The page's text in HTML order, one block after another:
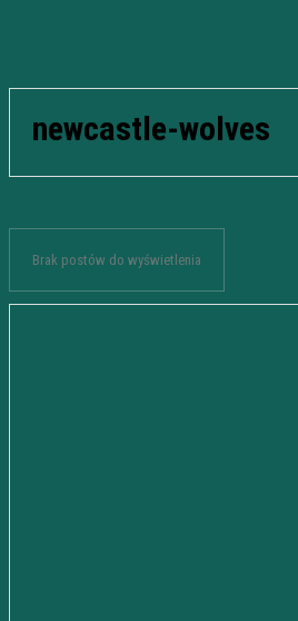
newcastle-wolves
Brak postów do wyświetlenia